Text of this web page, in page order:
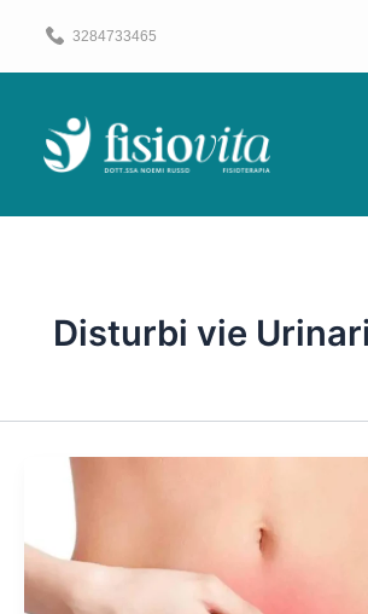
contenuto
3284733465
Disturbi vie